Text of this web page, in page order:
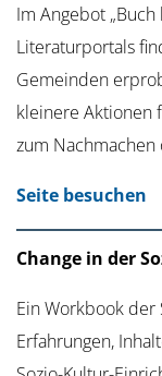
Im Angebot „Buch
Literaturportals
Gemeinden
kleinere Aktionen
zum
Seite besuchen
Change in der
Ein Workbook
Erfahrungen,